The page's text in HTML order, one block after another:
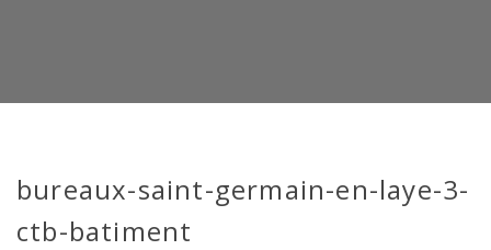
bureaux-saint-germain-en-laye-3-
ctb-batiment